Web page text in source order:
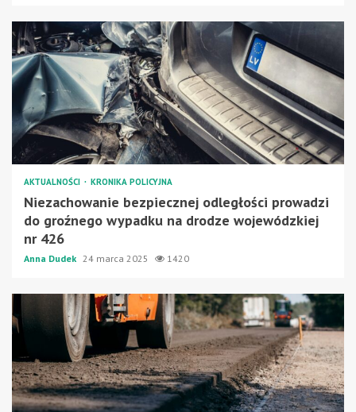
AKTUALNOŚCI KRONIKA POLICYJNA
Niezachowanie bezpiecznej odległości prowadzi
do groźnego wypadku na drodze wojewódzkiej
nr 426
Anna Dudek 24 marca 2025 1420